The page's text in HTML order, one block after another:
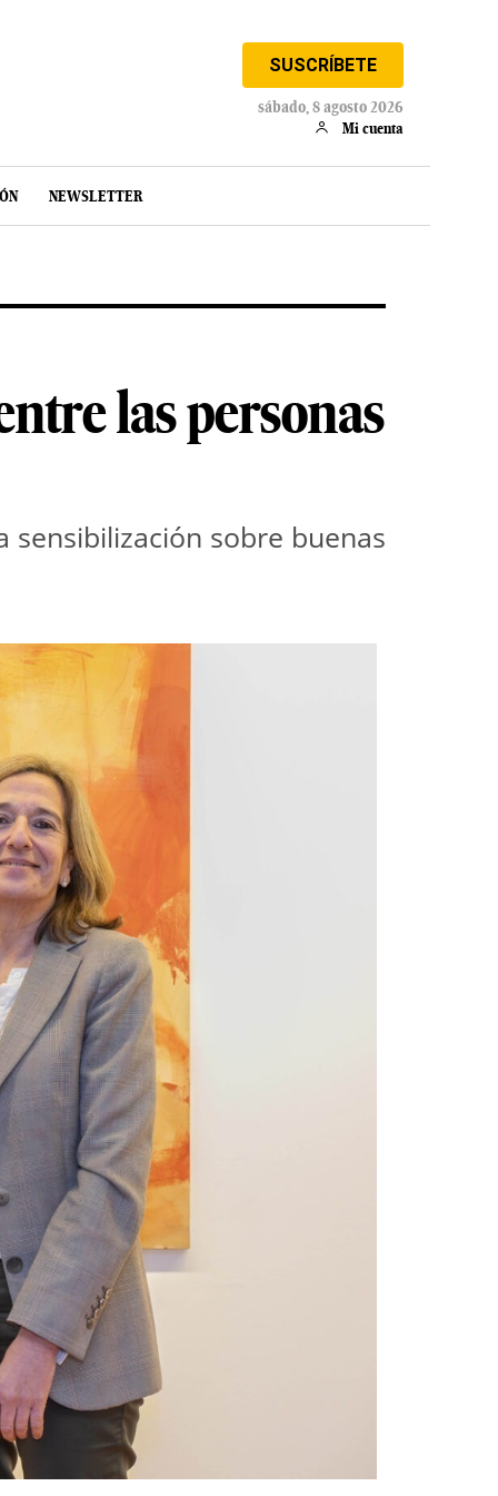
SUSCRÍBETE
sábado, 8 agosto 2026
Mi cuenta
NEWSLETTER
las personas
sobre buenas